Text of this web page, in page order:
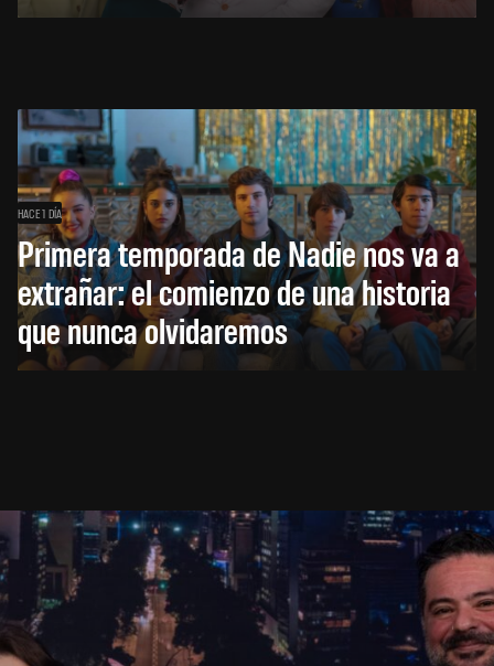
HACE 1 DÍA
Primera temporada de Nadie nos va a
extrañar: el comienzo de una historia
que nunca olvidaremos